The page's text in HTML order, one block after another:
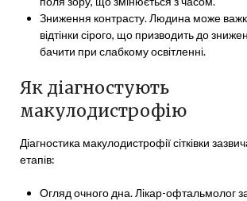
Зниження контрасту. Людина може
відтінки сірого, що призводить до
бачити при слабкому освітленні.
Як діагностують
макулодистрофію
Діагностика макулодистрофії сітківки
етапів:
Огляд очного дна. Лікар-офтальмолог